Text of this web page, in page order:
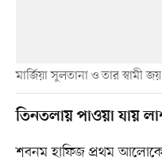
মার্জিয়া সুলতানা ও তার স্বামী
তিনতলায় পাওয়া যায়
শবনম হাফিজ প্রথম আলোকে